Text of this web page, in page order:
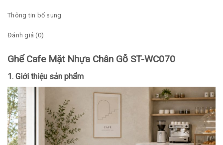
Thông tin bổ sung
Đánh giá (0)
Ghế Cafe Mặt Nhựa Chân Gỗ ST-WC070
1. Giới thiệu sản phẩm